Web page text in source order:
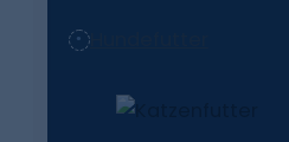
Hundefutter